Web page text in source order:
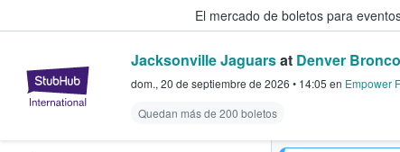
El mercado de boletos para
StubHub: donde los fans
Jacksonville Jaguarsat Denver
dom., 20 de septiembre de 2026 • 14:05 en Empower
Quedan más de 200 boletos